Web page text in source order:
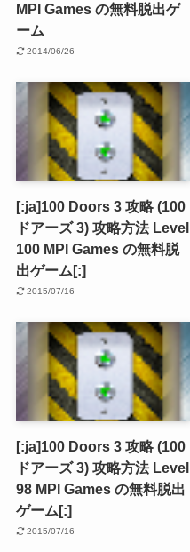
MPI Games の無料脱出ゲ
ーム
2014/06/26
[:ja]100 Doors 3 攻略 (100
ドアーズ 3) 攻略方法 Level
100 MPI Games の無料脱
出ゲーム[:]
2015/07/16
[:ja]100 Doors 3 攻略 (100
ドアーズ 3) 攻略方法 Level
98 MPI Games の無料脱出
ゲーム[:]
2015/07/16